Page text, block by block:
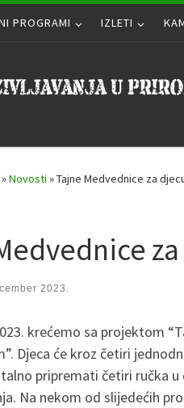
PROGRAMI IZLETI
»Novosti »Tajne Medvednice za
2023.
krećemo sa projektom
Djeca će kroz četiri
pripremati četiri ručka
Na nekom od slijedećih